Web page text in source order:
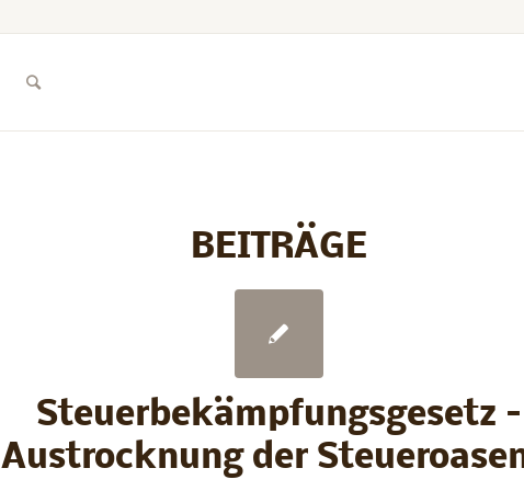
BEITRÄGE
Steuerbekämpfungsgesetz –
Austrocknung der